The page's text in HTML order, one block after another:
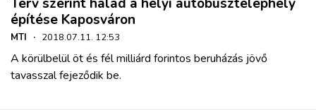
Terv szerint halad a helyi autóbusztelephely
építése Kaposváron
MTI · 2018.07.11. 12:53
A körülbelül öt és fél milliárd forintos beruházás jövő
tavasszal fejeződik be.